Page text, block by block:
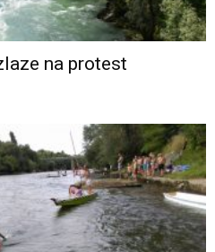
na protest